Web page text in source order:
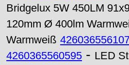
Bridgelux 5W 450LM
120mm Ø 400lm
Warmweiß
4260365560595 - LED